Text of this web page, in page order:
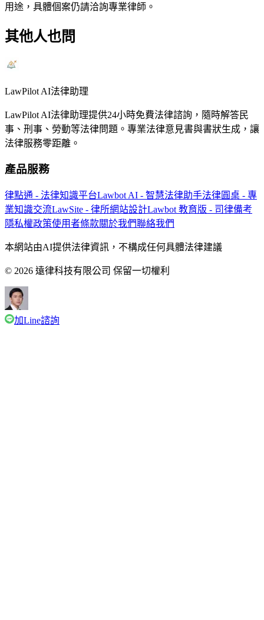
用途，具體個案仍請洽詢專業律師。
其他人也問
LawPilot AI法律助理
LawPilot AI法律助理提供24小時免費法律諮詢，隨時解答民
事、刑事、勞動等法律問題。專業法律意見書與書狀生成，讓
法律服務零距離。
產品服務
律點通 - 法律知識平台Lawbot AI - 智慧法律助手法律圓桌 - 專
業知識交流LawSite - 律所網站設計Lawbot 教育版 - 司律備考
隱私權政策使用者條款關於我們聯絡我們
本網站由AI提供法律資訊，不構成任何具體法律建議
© 2026 遠律科技有限公司 保留一切權利
加Line諮詢